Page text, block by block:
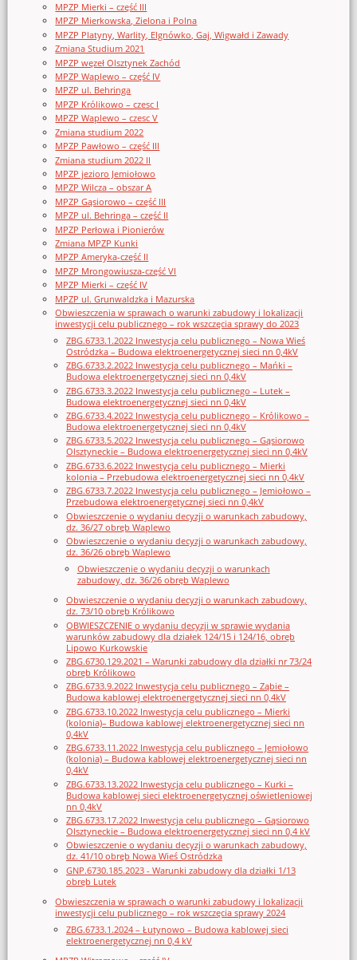
MPZP Mierki – część III
MPZP Mierkowska, Zielona i Polna
MPZP Platyny, Warlity, Elgnówko, Gaj, Wigwałd i Zawady
Zmiana Studium 2021
MPZP węzeł Olsztynek Zachód
MPZP Waplewo – część IV
MPZP ul. Behringa
MPZP Królikowo – czesc I
MPZP Waplewo – czesc V
Zmiana studium 2022
MPZP Pawłowo – część III
Zmiana studium 2022 II
MPZP jezioro Jemiołowo
MPZP Wilcza – obszar A
MPZP Gąsiorowo – część III
MPZP ul. Behringa – część II
MPZP Perłowa i Pionierów
Zmiana MPZP Kunki
MPZP Ameryka-część II
MPZP Mrongowiusza-część VI
MPZP Mierki – część IV
MPZP ul. Grunwaldzka i Mazurska
Obwieszczenia w sprawach o warunki zabudowy i lokalizacji
inwestycji celu publicznego – rok wszczęcia sprawy do 2023
ZBG.6733.1.2022 Inwestycja celu publicznego – Nowa Wieś
Ostródzka – Budowa elektroenergetycznej sieci nn 0,4kV
ZBG.6733.2.2022 Inwestycja celu publicznego – Mańki –
Budowa elektroenergetycznej sieci nn 0,4kV
ZBG.6733.3.2022 Inwestycja celu publicznego – Lutek –
Budowa elektroenergetycznej sieci nn 0,4kV
ZBG.6733.4.2022 Inwestycja celu publicznego – Królikowo –
Budowa elektroenergetycznej sieci nn 0,4kV
ZBG.6733.5.2022 Inwestycja celu publicznego – Gąsiorowo
Olsztyneckie – Budowa elektroenergetycznej sieci nn 0,4kV
ZBG.6733.6.2022 Inwestycja celu publicznego – Mierki
kolonia – Przebudowa elektroenergetycznej sieci nn 0,4kV
ZBG.6733.7.2022 Inwestycja celu publicznego – Jemiołowo –
Przebudowa elektroenergetycznej sieci nn 0,4kV
Obwieszczenie o wydaniu decyzji o warunkach zabudowy,
dz. 36/27 obręb Waplewo
Obwieszczenie o wydaniu decyzji o warunkach zabudowy,
dz. 36/26 obręb Waplewo
Obwieszczenie o wydaniu decyzji o warunkach
zabudowy, dz. 36/26 obręb Waplewo
Obwieszczenie o wydaniu decyzji o warunkach zabudowy,
dz. 73/10 obręb Królikowo
OBWIESZCZENIE o wydaniu decyzji w sprawie wydania
warunków zabudowy dla działek 124/15 i 124/16, obręb
Lipowo Kurkowskie
ZBG.6730.129.2021 – Warunki zabudowy dla działki nr 73/24
obręb Królikowo
ZBG.6733.9.2022 Inwestycja celu publicznego – Ząbie –
Budowa kablowej elektroenergetycznej sieci nn 0,4kV
ZBG.6733.10.2022 Inwestycja celu publicznego – Mierki
(kolonia)– Budowa kablowej elektroenergetycznej sieci nn
0,4kV
ZBG.6733.11.2022 Inwestycja celu publicznego – Jemiołowo
(kolonia) – Budowa kablowej elektroenergetycznej sieci nn
0,4kV
ZBG.6733.13.2022 Inwestycja celu publicznego – Kurki –
Budowa kablowej sieci elektroenergetycznej oświetleniowej
nn 0,4kV
ZBG.6733.17.2022 Inwestycja celu publicznego – Gąsiorowo
Olsztyneckie – Budowa elektroenergetycznej sieci nn 0,4 kV
Obwieszczenie o wydaniu decyzji o warunkach zabudowy,
dz. 41/10 obręb Nowa Wieś Ostródzka
GNP.6730.185.2023 - Warunki zabudowy dla działki 1/13
obręb Lutek
Obwieszczenia w sprawach o warunki zabudowy i lokalizacji
inwestycji celu publicznego – rok wszczęcia sprawy 2024
ZBG.6733.1.2024 – Łutynowo – Budowa kablowej sieci
elektroenergetycznej nn 0,4 kV